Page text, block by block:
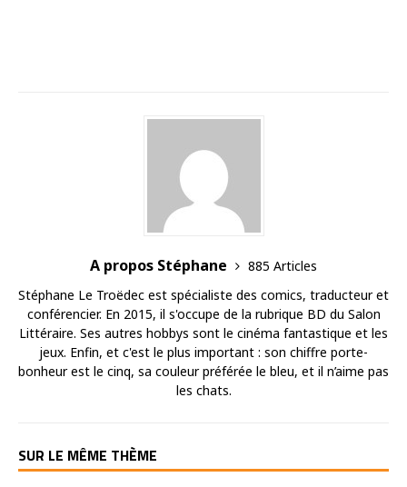
A propos Stéphane
885 Articles
Stéphane Le Troëdec est spécialiste des comics, traducteur et
conférencier. En 2015, il s'occupe de la rubrique BD du Salon
Littéraire. Ses autres hobbys sont le cinéma fantastique et les
jeux. Enfin, et c'est le plus important : son chiffre porte-
bonheur est le cinq, sa couleur préférée le bleu, et il n’aime pas
les chats.
SUR LE MÊME THÈME